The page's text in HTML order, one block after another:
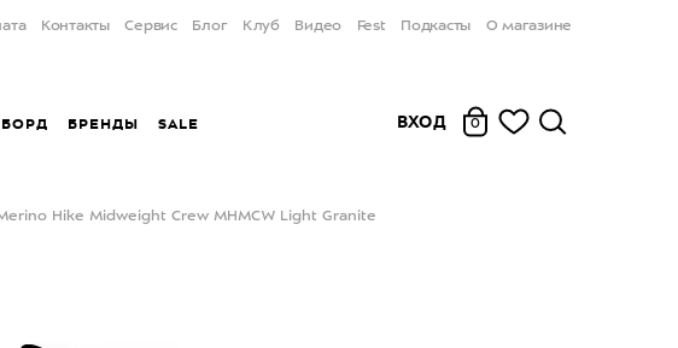
Контакты Сервис Блог Клуб Видео Fest Подкасты О магазине
БРЕНДЫ SALE ВХОД 0
Hike Midweight Crew MHMCW Light Granite